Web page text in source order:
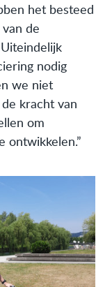
het besteed
de
nodig
we niet
kracht van
om
ontwikkelen.”